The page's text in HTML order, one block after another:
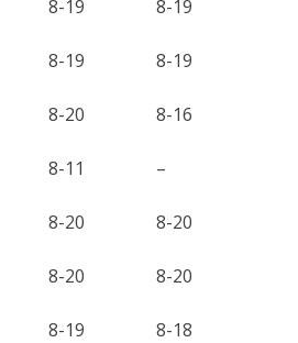
8-19 8-19
8-19 8-19
8-20 8-16
8-11 –
8-20 8-20
8-20 8-20
8-19 8-18